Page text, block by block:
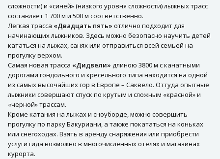
сложности) и «синей» (низкого уровня сложности) лыжных трасс
составляет 1 700 м и 500 м соответственно.
Легкая трасса «Двадцать пять» отлично подходит для
начинающих лыжников. Здесь можно безопасно научить детей
кататься на лыжах, санях или отправиться всей семьей на
прогулку верхом.
Самая новая трасса «Дидвели» длиною 3800 м с канатными
дорогами гондольного и кресельного типа находится на одной
из самых высочайших гор в Европе – Саквело. Оттуда опытные
лыжники совершают спуск по крутым и сложным «красной» и
«черной» трассам.
Кроме катания на лыжах и сноуборде, можно совершить
прогулку по парку Бакуриани, а также покататься на коньках
или снегоходах. Взять в аренду снаряжения или приобрести
услуги гида возможно в многочисленных отелях и магазинах
курорта.